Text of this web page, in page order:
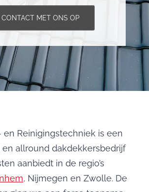
CONTACT MET ONS OP
en Reinigingstechniek is een
allround dakdekkersbedrijf
aanbiedt in de regio’s
, Nijmegen en Zwolle. De